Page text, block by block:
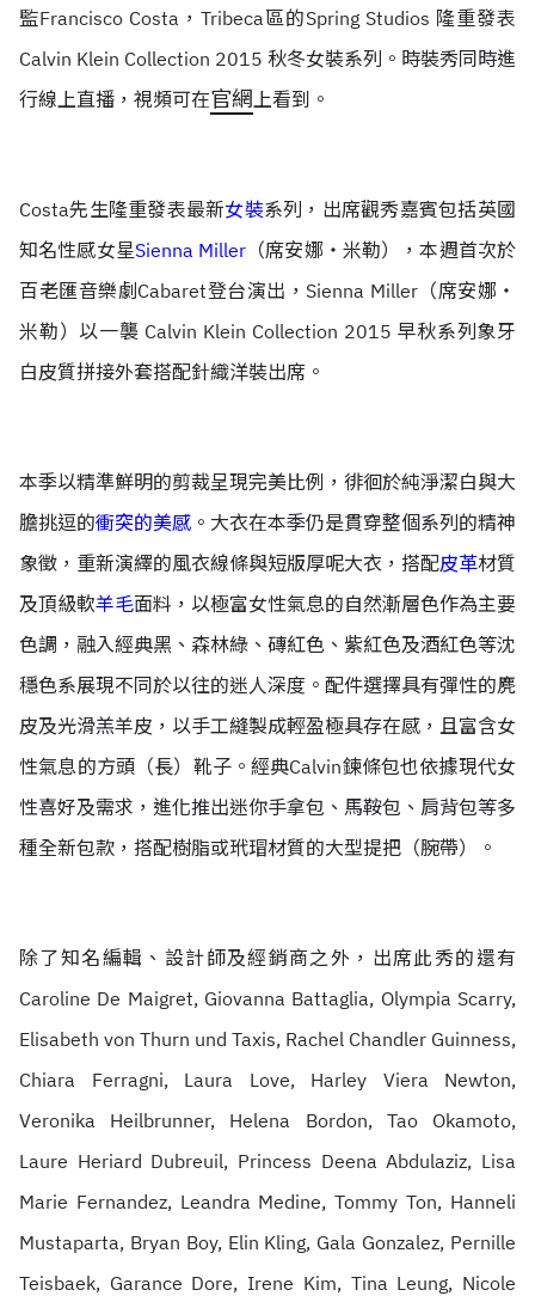
監Francisco Costa，Tribeca區的Spring Studios 隆重發表
Calvin Klein Collection 2015 秋冬女裝系列。時裝秀同時進
行線上直播，視頻可在官網上看到。
Costa先生隆重發表最新女裝系列，出席觀秀嘉賓包括英國
知名性感女星Sienna Miller （席安娜‧米勒），本週首次於
百老匯音樂劇Cabaret登台演出，Sienna Miller（席安娜‧
米勒）以一襲 Calvin Klein Collection 2015 早秋系列象牙
白皮質拼接外套搭配針織洋裝出席。
本季以精準鮮明的剪裁呈現完美比例，徘徊於純淨潔白與大
膽挑逗的衝突的美感 。大衣在本季仍是貫穿整個系列的精神
象徵，重新演繹的風衣線條與短版厚呢大衣，搭配皮革材質
及頂級軟羊毛面料，以極富女性氣息的自然漸層色作為主要
色調，融入經典黑、森林綠、磚紅色、紫紅色及酒紅色等沈
穩色系展現不同於以往的迷人深度。配件選擇具有彈性的麂
皮及光滑羔羊皮，以手工縫製成輕盈極具存在感，且富含女
性氣息的方頭（長）靴子。經典Calvin鍊條包也依據現代女
性喜好及需求，進化推出迷你手拿包、馬鞍包、肩背包等多
種全新包款，搭配樹脂或玳瑁材質的大型提把（腕帶）。
除了知名編輯、設計師及經銷商之外，出席此秀的還有
Caroline De Maigret, Giovanna Battaglia, Olympia Scarry,
Elisabeth von Thurn und Taxis, Rachel Chandler Guinness,
Chiara Ferragni, Laura Love, Harley Viera Newton,
Veronika Heilbrunner, Helena Bordon, Tao Okamoto,
Laure Heriard Dubreuil, Princess Deena Abdulaziz, Lisa
Marie Fernandez, Leandra Medine, Tommy Ton, Hanneli
Mustaparta, Bryan Boy, Elin Kling, Gala Gonzalez, Pernille
Teisbaek, Garance Dore, Irene Kim, Tina Leung, Nicole